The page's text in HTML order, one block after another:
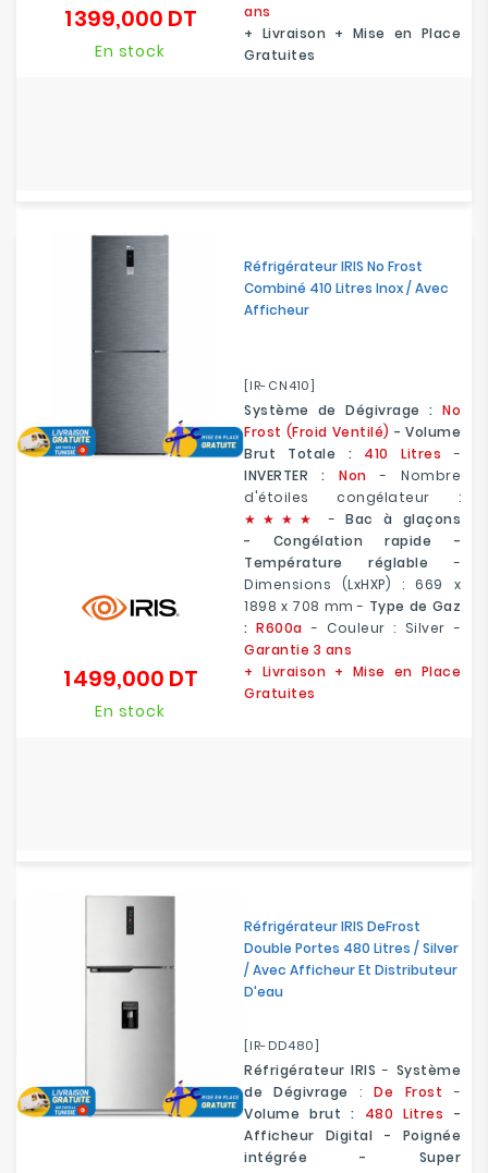
ans
+ Livraison + Mise en Place
Gratuites
1 399,000 DTPrix
En stock
Réfrigérateur IRIS No Frost
Combiné 410 Litres Inox / Avec
Afficheur
[IR-CN410]
Système de Dégivrage : No
Frost (Froid Ventilé) - Volume
Brut Totale : 410 Litres
-
INVERTER :Non- Nombre
d'étoiles congélateur :
★ ★ ★★ -Bac à glaçons
- Congélation rapide -
Température réglable
-
Dimensions (LxHXP) : 669 x
1898 x 708 mm- Type de Gaz
: R600a - Couleur : Silver -
Garantie 3 ans
+ Livraison + Mise en Place
Gratuites
1 499,000 DTPrix
En stock
Réfrigérateur IRIS DeFrost
Double Portes 480 Litres / Silver
/ Avec Afficheur Et Distributeur
D'eau
[IR-DD480]
Réfrigérateur IRIS - Système
de Dégivrage
: De Frost
-
Volume brut :
480 Litres -
Afficheur Digital - Poignée
intégrée - Super